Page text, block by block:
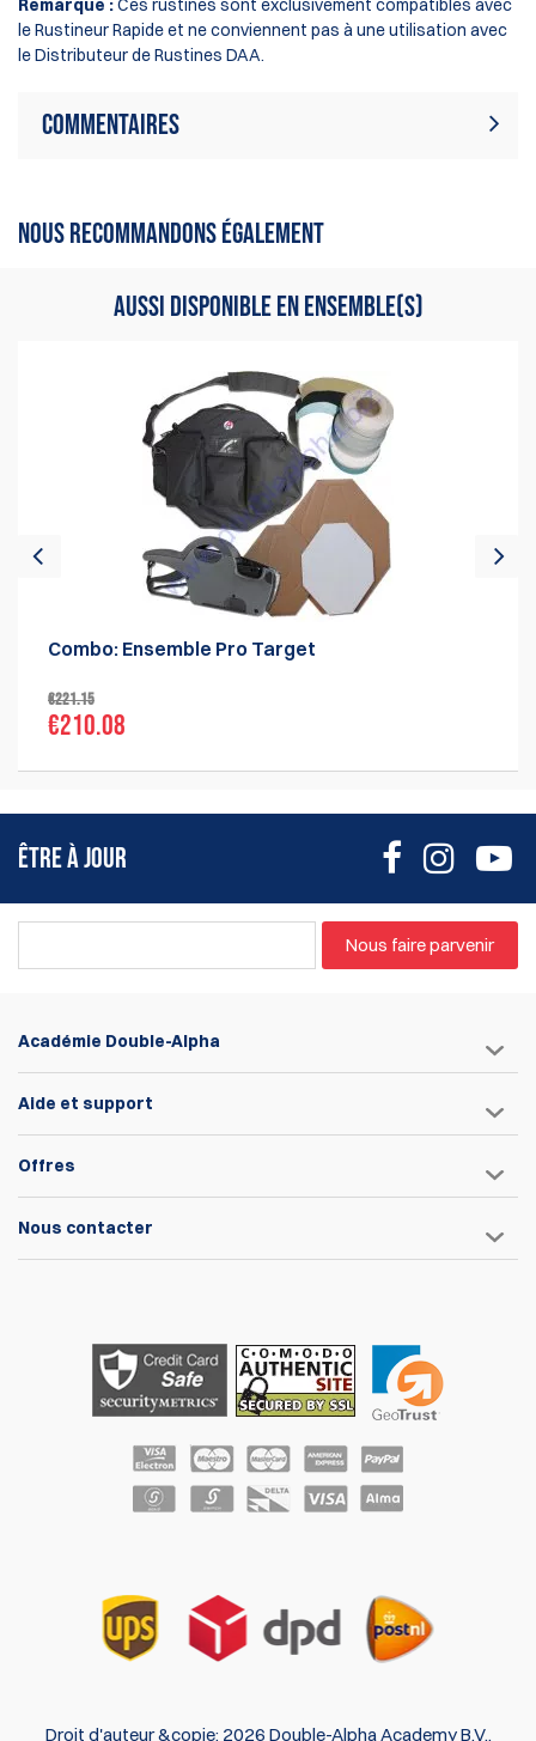
Remarque :Ces rustines sont exclusivement compatibles avec
le Rustineur Rapide et ne conviennent pas à une utilisation avec
le Distributeur de Rustines DAA.
Commentaires
Soyez le premier à écrire un avis
NOUS RECOMMANDONS ÉGALEMENT
AUSSI DISPONIBLE EN ENSEMBLE(S)
Combo: Ensemble Pro Target
€221.15
€210.08
ÊTRE À JOUR
Nous faire parvenir
Académie Double-Alpha
Aide et support
Offres
Nous contacter
Droit d'auteur &copie; 2026 Double-Alpha Academy B.V..